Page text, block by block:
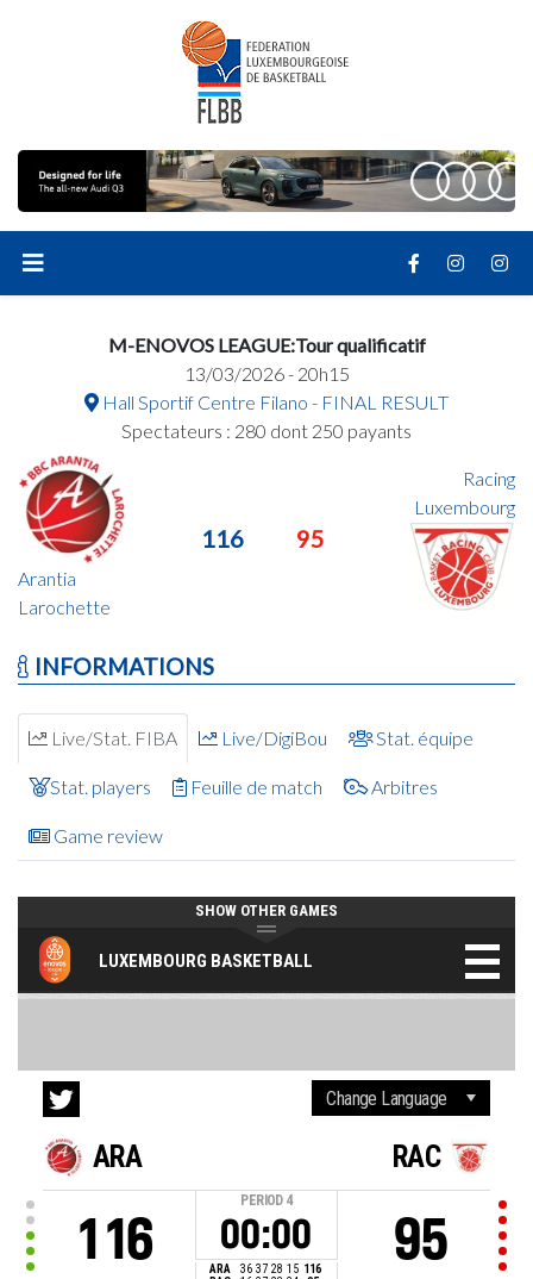
M-ENOVOS LEAGUE:Tour qualificatif
13/03/2026 - 20h15
Hall Sportif Centre Filano - FINAL RESULT
Spectateurs : 280 dont 250 payants
Arantia
Larochette
116 95
Racing
Luxembourg
INFORMATIONS
Live/Stat. FIBA Live/DigiBou Stat. équipe
Stat. players Feuille de match Arbitres
Game review